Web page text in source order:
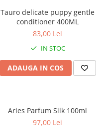
Tauro delicate puppy gentle
conditioner 400ML
83,00 Lei
IN STOC
ADAUGA IN COS
Aries Parfum Silk 100ml
97,00 Lei